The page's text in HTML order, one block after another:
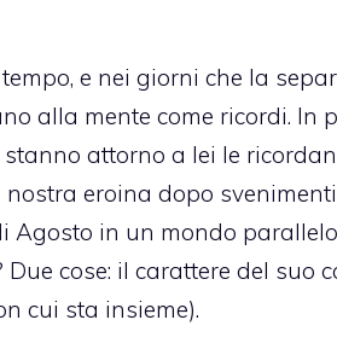
e nei giorni che la
alla mente come ricordi. In
attorno a lei le
nostra eroina dopo
Agosto in un mondo parallelo
cose: il carattere del suo
cui sta insieme).